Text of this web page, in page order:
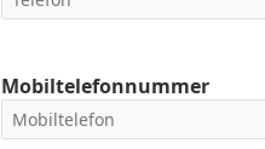
Mobiltelefonnummer